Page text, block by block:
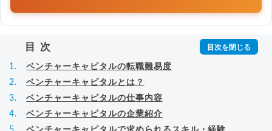
目次
ベンチャーキャピタルの転職難易度
ベンチャーキャピタルとは？
ベンチャーキャピタルの仕事内容
ベンチャーキャピタルの企業紹介